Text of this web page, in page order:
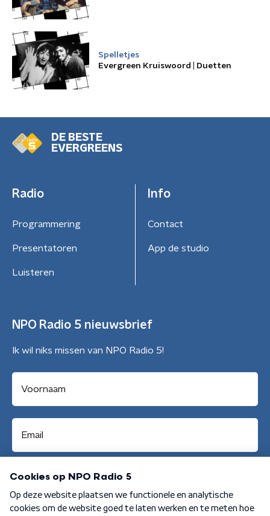
Spelletjes
Evergreen Kruiswoord | Duetten
DE BESTE
EVERGREENS
Radio
Programmering
Presentatoren
Luisteren
Info
Contact
App de studio
NPO Radio 5 nieuwsbrief
Ik wil niks missen van NPO Radio 5!
Aanmelden